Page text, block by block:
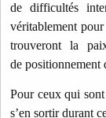
de difficultés
véritablement
trouveront la
de positionnement
Pour ceux qui
s’en sortir durant